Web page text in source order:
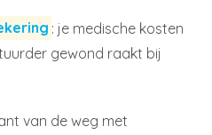
: je medische kosten
gewond raakt bij
van de weg met